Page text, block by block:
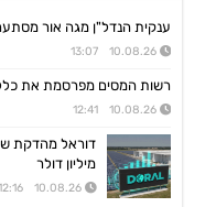
ענקית הנדל"ן מגה אור
10.08.26 13:07
רשות המסים מפרסמת את
10.08.26 12:41
מיליון דולר
10.08.26 12:16